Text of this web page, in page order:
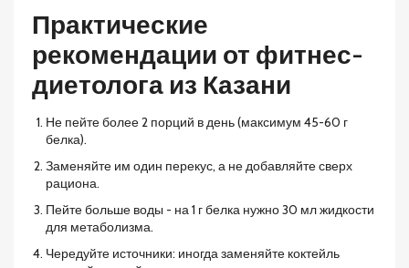
Практические
рекомендации от фитнес-
диетолога из Казани
Не пейте более 2 порций в день (максимум 45-60 г
белка).
Заменяйте им один перекус, а не добавляйте сверх
рациона.
Пейте больше воды - на 1 г белка нужно 30 мл жидкости
для метаболизма.
Чередуйте источники: иногда заменяйте коктейль